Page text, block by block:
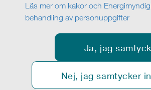
Läs mer om kakor och
behandling av personuppgifter
Ja, jag
Nej, jag samtycker